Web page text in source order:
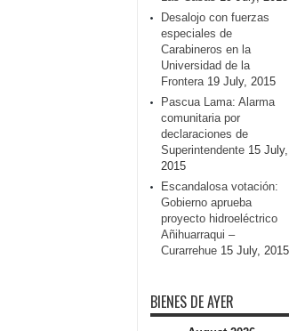
Desalojo con fuerzas
especiales de
Carabineros en la
Universidad de la
Frontera 19 July, 2015
Pascua Lama: Alarma
comunitaria por
declaraciones de
Superintendente 15 July,
2015
Escandalosa votación:
Gobierno aprueba
proyecto hidroeléctrico
Añihuarraqui –
Curarrehue 15 July, 2015
BIENES DE AYER